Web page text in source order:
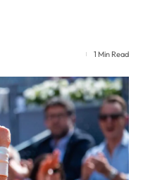
1 Min Read